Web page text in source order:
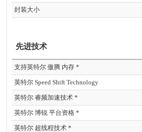
封装大小
先进技术
支持英特尔 傲腾 内存 *
英特尔 Speed Shift Technology
英特尔 睿频加速技术 *
英特尔 博锐 平台资格 *
英特尔 超线程技术 *